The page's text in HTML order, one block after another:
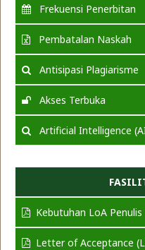
Frekuensi Penerbitan
Pembatalan Naskah
Antisipasi Plagiarisme
Akses Terbuka
Artificial Intelligence
Kebutuhan LoA Penulis
Letter of Acceptance